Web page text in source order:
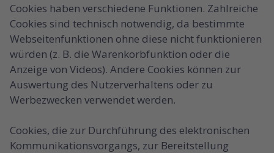
Cookies haben verschiedene Funktionen. Zahlreiche
Cookies sind technisch notwendig, da bestimmte
Webseitenfunktionen ohne diese nicht funktionieren
würden (z. B. die Warenkorbfunktion oder die
Anzeige von Videos). Andere Cookies können zur
Auswertung des Nutzerverhaltens oder zu
Werbezwecken verwendet werden.
Cookies, die zur Durchführung des elektronischen
Kommunikationsvorgangs, zur Bereitstellung